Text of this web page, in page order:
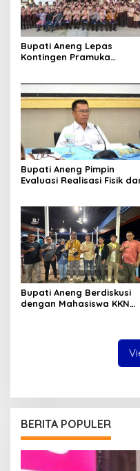
Bupati Aneng Lepas
Kontingen Pramuka
Bupati Aneng Pimpin
Evaluasi Realisasi Fisik
Bupati Aneng Berdiskusi
dengan Mahasiswa KKN
BERITA POPULER